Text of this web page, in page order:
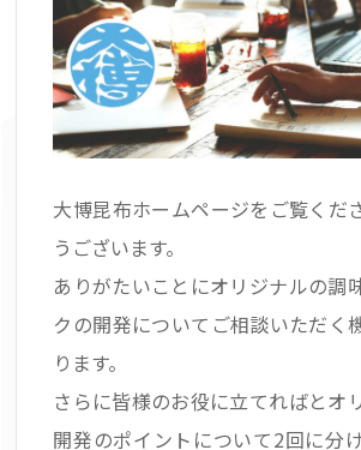
大博昆布ホームページをご覧くだ
うございます。
ありがたいことにオリジナルの調
クの開発についてご相談いただく
ります。
さらに皆様のお役に立てればとオ
開発のポイントについて2回に分